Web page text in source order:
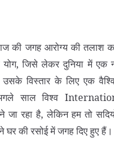
की जगह आरोग्य की तलाश
योग, जिसे लेकर दुनिया में एक
विस्तार के लिए एक
साल विश्व
जा रहा है, लेकिन हम तो
की रसोई में जगह दिए हुए हैं।